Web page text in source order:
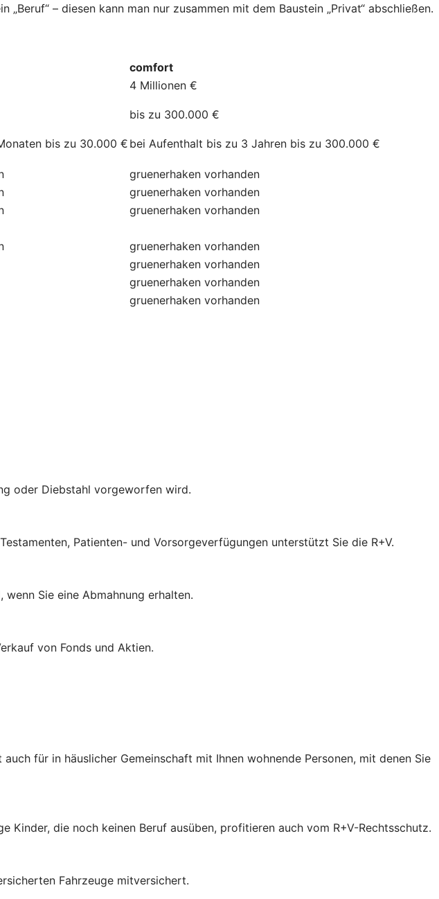
– diesen kann man nur zusammen mit dem Baustein „Privat“ abschließen.
comfort
4 Millionen €
bis zu 300.000 €
bis zu 30.000 €bei Aufenthalt bis zu 3 Jahren bis zu 300.000 €
gruenerhaken vorhanden
gruenerhaken vorhanden
gruenerhaken vorhanden
gruenerhaken vorhanden
gruenerhaken vorhanden
gruenerhaken vorhanden
gruenerhaken vorhanden
oder Diebstahl vorgeworfen wird.
Patienten- und Vorsorgeverfügungen unterstützt Sie die R+V.
Sie eine Abmahnung erhalten.
von Fonds und Aktien.
für in häuslicher Gemeinschaft mit Ihnen wohnende Personen, mit denen Sie
die noch keinen Beruf ausüben, profitieren auch vom R+V-Rechtsschutz.
Fahrzeuge mitversichert.